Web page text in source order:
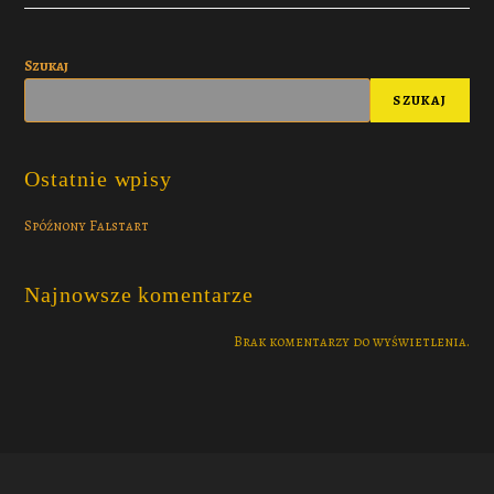
Szukaj
SZUKAJ
Ostatnie wpisy
Spóźnony Falstart
Najnowsze komentarze
Brak komentarzy do wyświetlenia.